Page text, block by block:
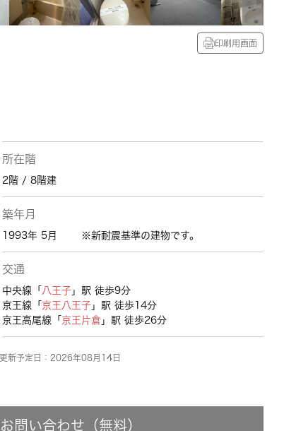
印刷用画面
所在階
2階 / 8階建
築年月
1993年 5月 ※新耐震基準の建物です。
交通
中央線「 八王子 」駅 徒歩9分
京王線「 京王八王子 」駅 徒歩14分
京王高尾線「 京王片倉 」駅 徒歩26分
新予定日：2026年08月14日
問い合わせ（無料）